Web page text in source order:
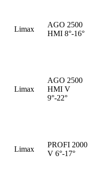
Limax
AGO 2500
HMI 8°-16°
Limax
AGO 2500
HMI V
9°-22°
Limax
PROFI 2000
V 6°-17°